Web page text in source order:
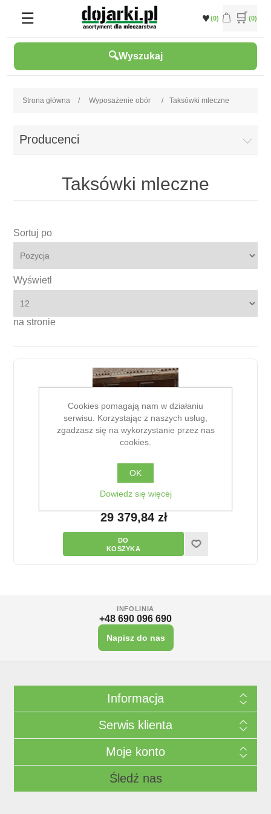
(0) (0)
Wyszukaj
Strona główna / Wyposażenie obór / Taksówki mleczne
Producenci
Taksówki mleczne
Sortuj po
Wyświetl
na stronie
Taksówka mleczna Urban MilkShuttle 100
29 379,84 zł
INFOLINIA
+48 690 096 690
Napisz do nas
Informacja
Serwis klienta
Moje konto
Śledź nas
Cookies pomagają nam w działaniu
serwisu. Korzystając z naszych usług,
zgadzasz się na wykorzystanie przez nas
cookies.
OK
Dowiedz się więcej